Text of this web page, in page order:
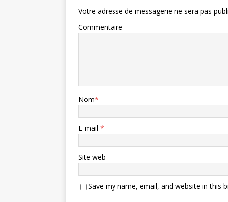
Votre adresse de messagerie ne sera pas
Commentaire
Nom*
E-mail *
Site web
Save my name, email, and website in this